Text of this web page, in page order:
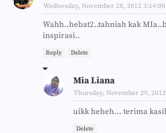
Wednesday, November 28, 2012
Wahh..hebat2..tahniah kak
inspirasi..
Reply Delete
Mia Liana
Thursday, November 29,
uikk heheh... terima
Delete